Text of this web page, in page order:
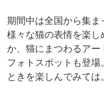
期間中は全国から集ま
様々な猫の表情を楽
か、猫にまつわるアー
フォトスポットも登場
ときを楽しんでみては。